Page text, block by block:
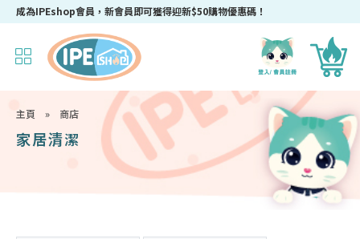
成為IPEshop會員，新會員即可獲得迎新$50購物優惠碼！
主頁 » 商店
家居清潔